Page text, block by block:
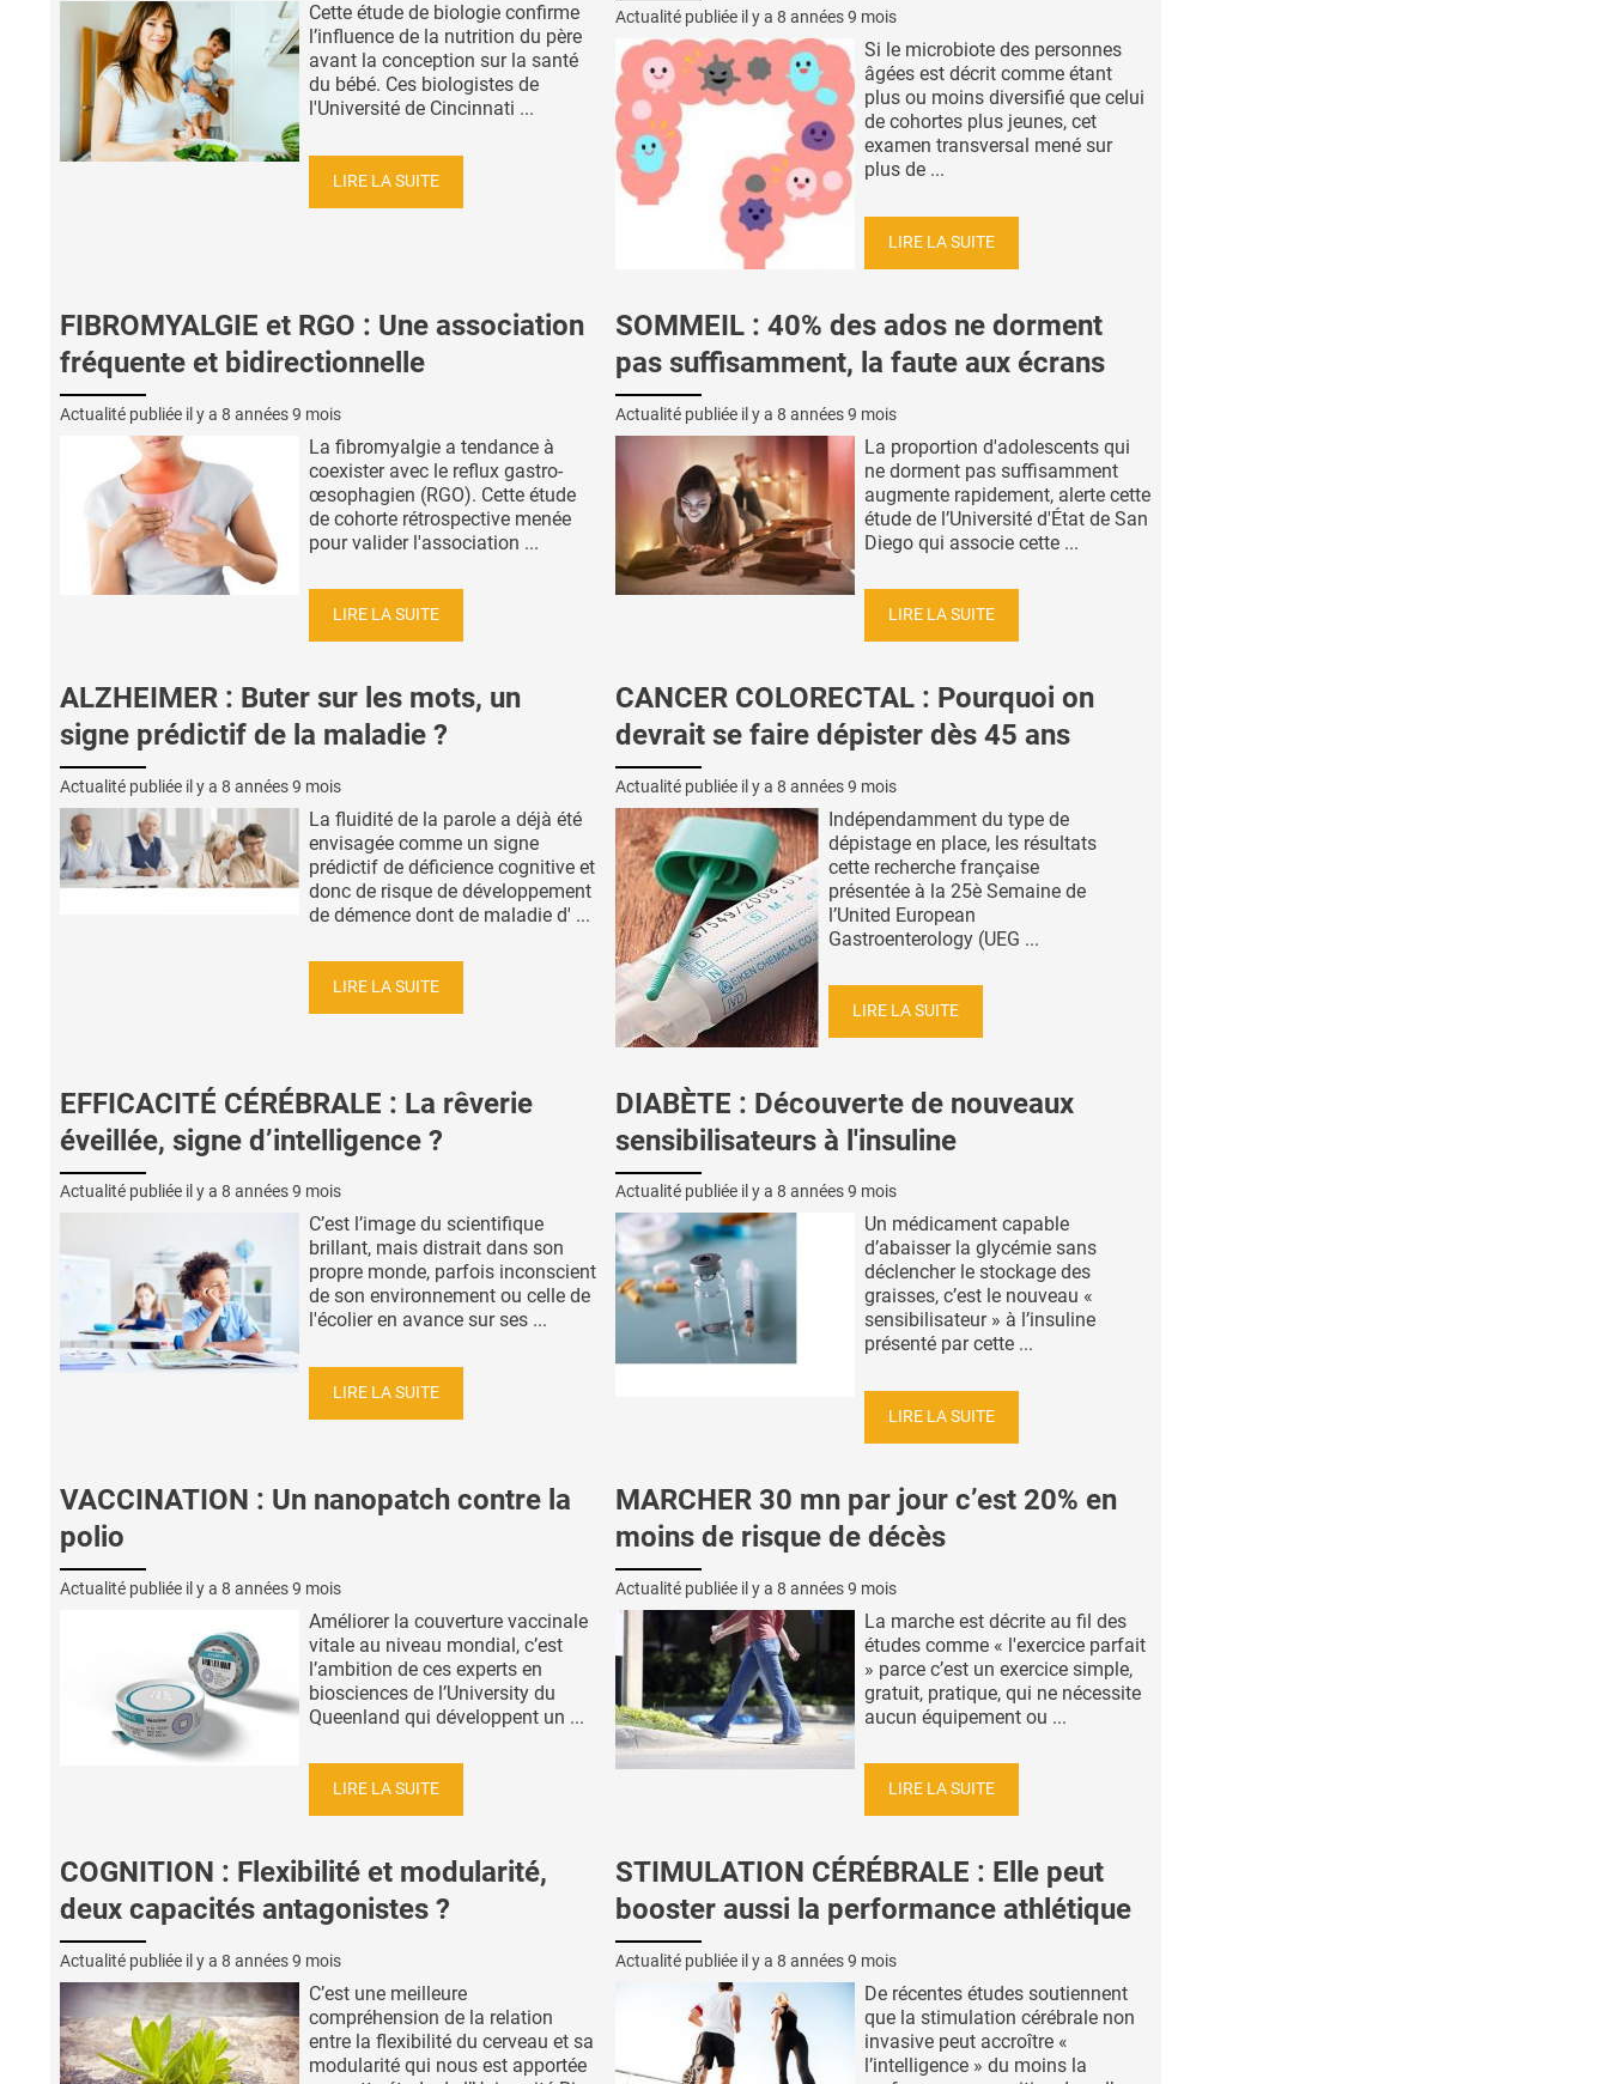
Cette étude de biologie confirme
l’influence de la nutrition du père
avant la conception sur la santé
du bébé. Ces biologistes de
l'Université de Cincinnati ...
LIRE LA SUITE
Actualité publiée il y a 8 années 9 mois
Si le microbiote des personnes
âgées est décrit comme étant
plus ou moins diversifié que celui
de cohortes plus jeunes, cet
examen transversal mené sur
plus de ...
LIRE LA SUITE
FIBROMYALGIE et RGO : Une association
fréquente et bidirectionnelle
Actualité publiée il y a 8 années 9 mois
La fibromyalgie a tendance à
coexister avec le reflux gastro-
œsophagien (RGO). Cette étude
de cohorte rétrospective menée
pour valider l'association ...
LIRE LA SUITE
SOMMEIL : 40% des ados ne dorment
pas suffisamment, la faute aux écrans
Actualité publiée il y a 8 années 9 mois
La proportion d'adolescents qui
ne dorment pas suffisamment
augmente rapidement, alerte cette
étude de l’Université d'État de San
Diego qui associe cette ...
LIRE LA SUITE
ALZHEIMER : Buter sur les mots, un
signe prédictif de la maladie ?
Actualité publiée il y a 8 années 9 mois
La fluidité de la parole a déjà été
envisagée comme un signe
prédictif de déficience cognitive et
donc de risque de développement
de démence dont de maladie d' ...
LIRE LA SUITE
CANCER COLORECTAL : Pourquoi on
devrait se faire dépister dès 45 ans
Actualité publiée il y a 8 années 9 mois
Indépendamment du type de
dépistage en place, les résultats
cette recherche française
présentée à la 25è Semaine de
l’United European
Gastroenterology (UEG ...
LIRE LA SUITE
EFFICACITÉ CÉRÉBRALE : La rêverie
éveillée, signe d’intelligence ?
Actualité publiée il y a 8 années 9 mois
C’est l’image du scientifique
brillant, mais distrait dans son
propre monde, parfois inconscient
de son environnement ou celle de
l'écolier en avance sur ses ...
LIRE LA SUITE
DIABÈTE : Découverte de nouveaux
sensibilisateurs à l'insuline
Actualité publiée il y a 8 années 9 mois
Un médicament capable
d’abaisser la glycémie sans
déclencher le stockage des
graisses, c’est le nouveau «
sensibilisateur » à l’insuline
présenté par cette ...
LIRE LA SUITE
VACCINATION : Un nanopatch contre la
polio
Actualité publiée il y a 8 années 9 mois
Améliorer la couverture vaccinale
vitale au niveau mondial, c’est
l’ambition de ces experts en
biosciences de l’University du
Queenland qui développent un ...
LIRE LA SUITE
MARCHER 30 mn par jour c’est 20% en
moins de risque de décès
Actualité publiée il y a 8 années 9 mois
La marche est décrite au fil des
études comme « l'exercice parfait
» parce c’est un exercice simple,
gratuit, pratique, qui ne nécessite
aucun équipement ou ...
LIRE LA SUITE
COGNITION : Flexibilité et modularité,
deux capacités antagonistes ?
Actualité publiée il y a 8 années 9 mois
C’est une meilleure
compréhension de la relation
entre la flexibilité du cerveau et sa
modularité qui nous est apportée
STIMULATION CÉRÉBRALE : Elle peut
booster aussi la performance athlétique
Actualité publiée il y a 8 années 9 mois
De récentes études soutiennent
que la stimulation cérébrale non
invasive peut accroître «
l’intelligence » du moins la